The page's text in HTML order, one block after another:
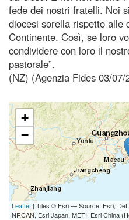
fede dei nostri fratelli. Noi
diocesi sorella rispetto alle
Continente. Così, se loro
condividere con loro il
pastorale”.
(NZ) (Agenzia Fides 03/07/
+
−
Leaflet | Tiles © Esri — Source: Esri,
NRCAN, Esri Japan, METI, Esri China